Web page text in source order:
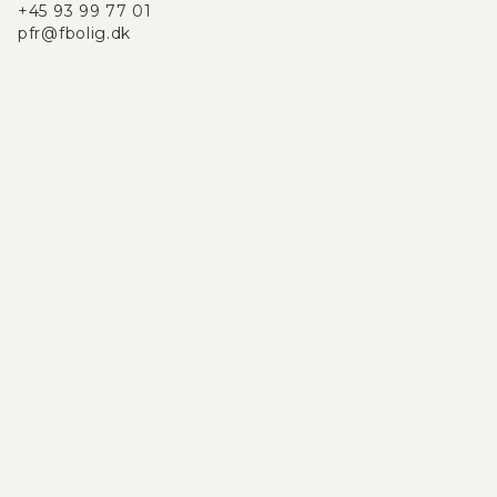
+45 93 99 77 01
pfr@fbolig.dk